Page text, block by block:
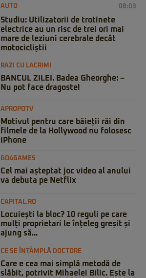
AUTO 08:03
Studiu: Utilizatorii de trotinete
electrice au un risc de trei ori mai
mare de leziuni cerebrale decât
motocicliștii
RAZI CU LACRIMI
BANCUL ZILEI. Badea Gheorghe: –
Nu pot face dragoste!
APROPOTV
Motivul pentru care băieții răi din
filmele de la Hollywood nu folosesc
iPhone
GO4GAMES
Cel mai așteptat joc video al anului
va debuta pe Netflix
CAPITAL.RO
Locuiești la bloc? 10 reguli pe care
mulți proprietari le înțeleg greșit și
ajung să...
CE SE ÎNTÂMPLĂ DOCTORE
Care e cea mai simplă metodă de
slăbit, potrivit Mihaelei Bilic. Este la